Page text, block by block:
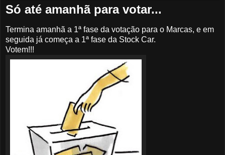
Só até amanhã para votar...
Termina amanhã a 1ª fase da votação para o Marcas, e em
seguida já começa a 1ª fase da Stock Car.
Votem!!!